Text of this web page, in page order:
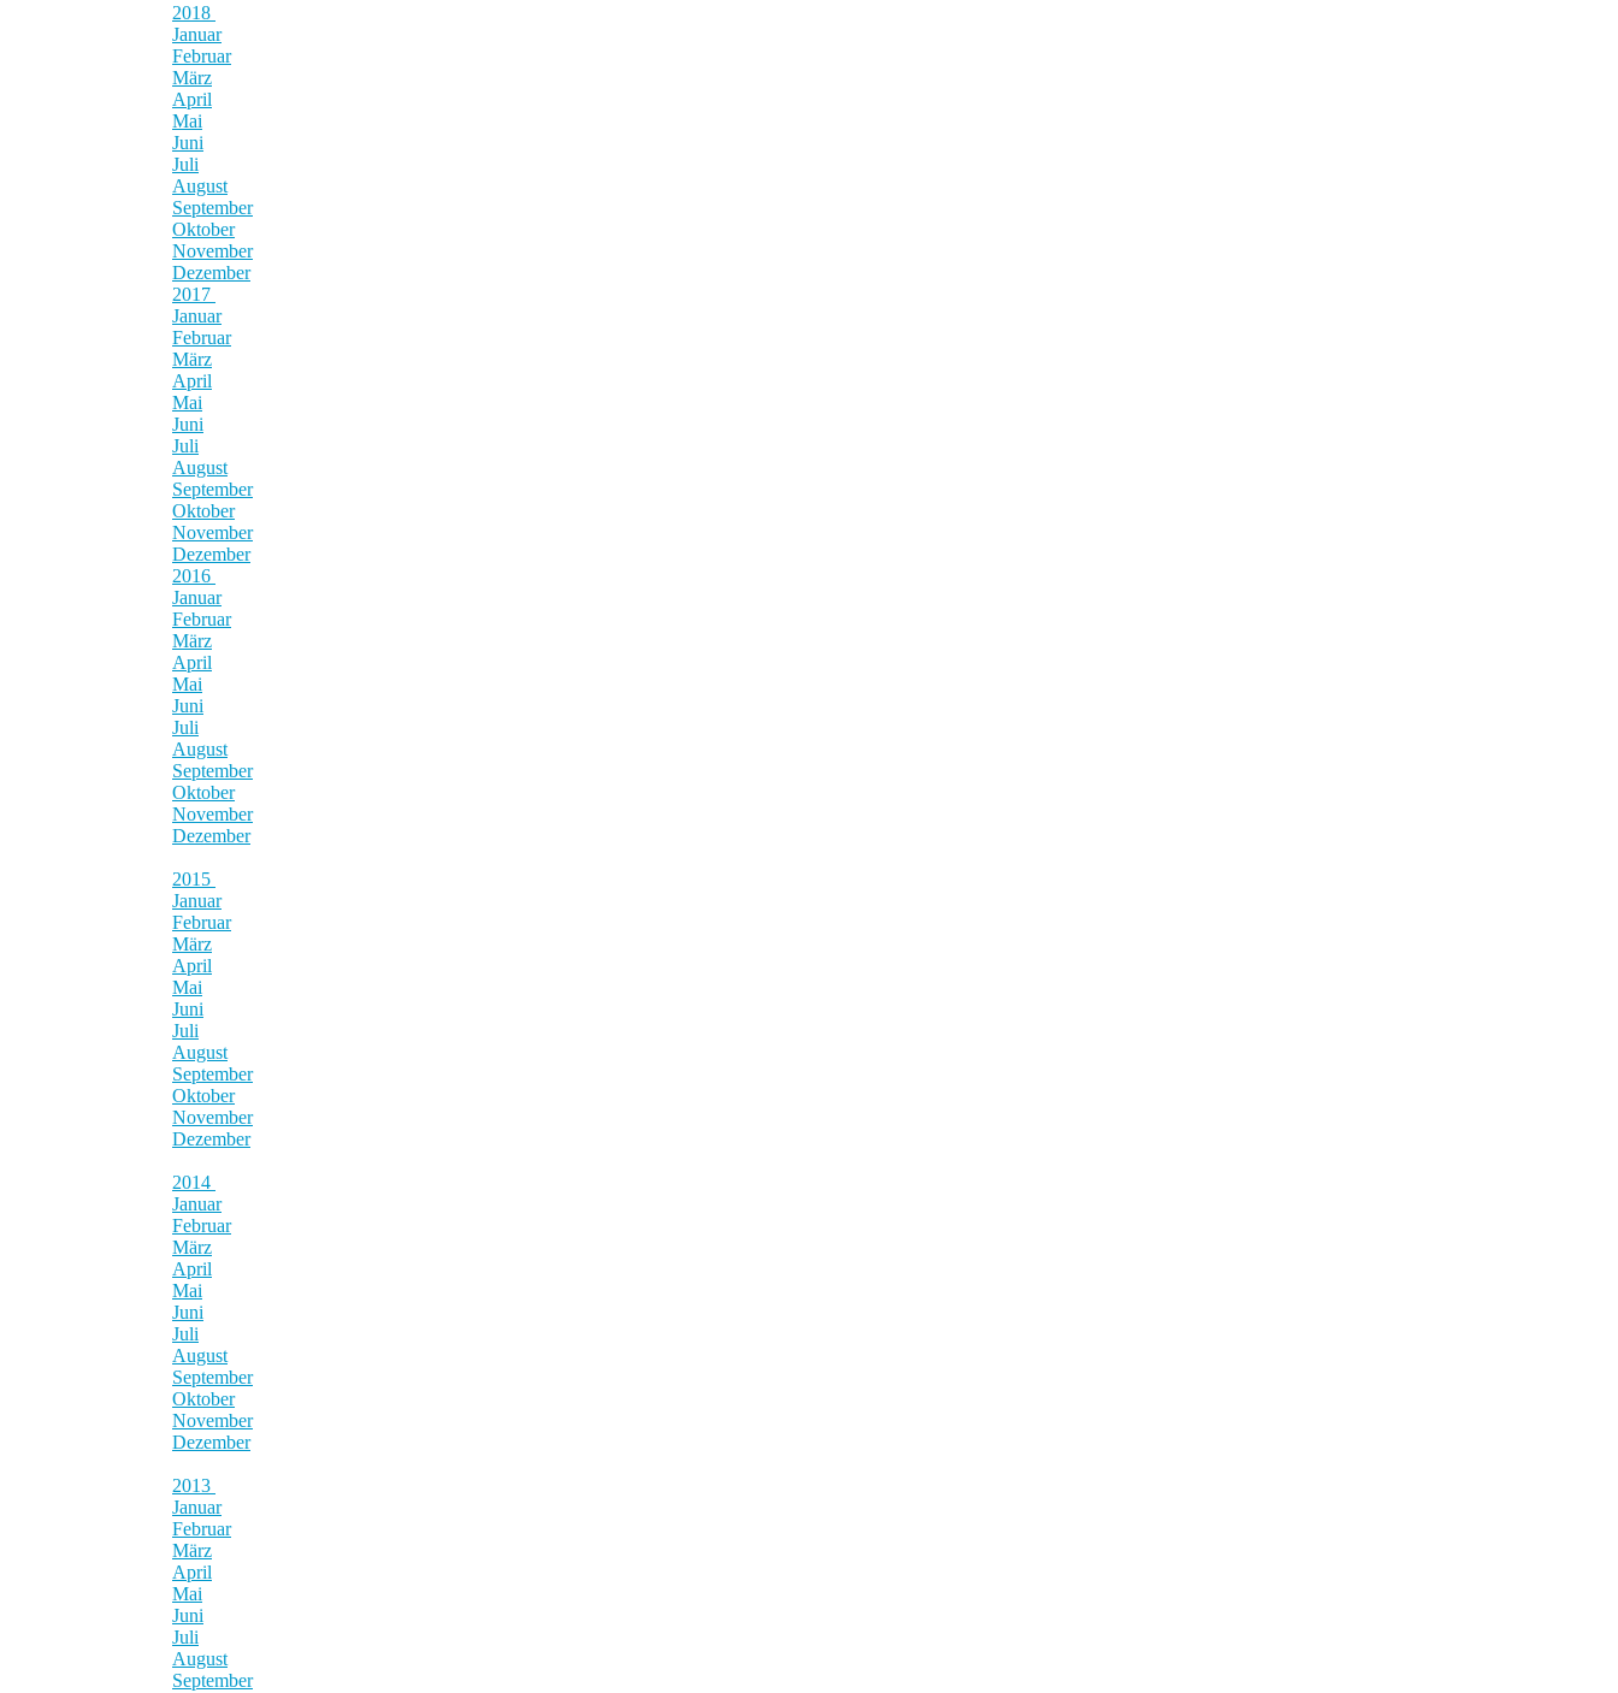
2018
Januar
Februar
März
April
Mai
Juni
Juli
August
September
Oktober
November
Dezember
2017
Januar
Februar
März
April
Mai
Juni
Juli
August
September
Oktober
November
Dezember
2016
Januar
Februar
März
April
Mai
Juni
Juli
August
September
Oktober
November
Dezember
2015
Januar
Februar
März
April
Mai
Juni
Juli
August
September
Oktober
November
Dezember
2014
Januar
Februar
März
April
Mai
Juni
Juli
August
September
Oktober
November
Dezember
2013
Januar
Februar
März
April
Mai
Juni
Juli
August
September